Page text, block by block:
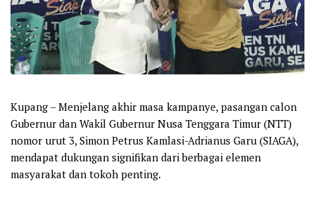
Kupang – Menjelang akhir masa kampanye, pasangan calon
Gubernur dan Wakil Gubernur Nusa Tenggara Timur (NTT)
nomor urut 3, Simon Petrus Kamlasi-Adrianus Garu (SIAGA),
mendapat dukungan signifikan dari berbagai elemen
masyarakat dan tokoh penting.